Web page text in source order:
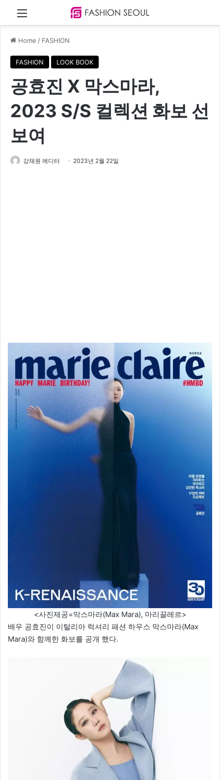
Menu
Home / FASHION
FASHION LOOK BOOK
공효진 X 막스마라,
2023 S/S 컬렉션 화보 선
보여
강채원 에디터 2023년 2월 22일
<사진제공=막스마라(Max Mara), 마리끌레르>
배우 공효진이 이탈리아 럭셔리 패션 하우스 막스마라(Max
Mara)와 함께한 화보를 공개 했다.